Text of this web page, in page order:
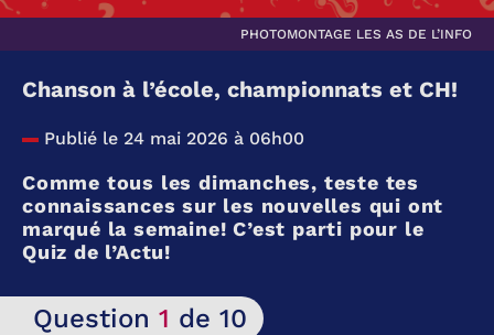
PHOTOMONTAGE LES AS DE L’INFO
Chanson à l’école, championnats et CH!
Publié le 24 mai 2026 à 06h00
Comme tous les dimanches, teste tes
connaissances sur les nouvelles qui ont
marqué la semaine! C’est parti pour le
Quiz de l’Actu!
Question 1 de 10